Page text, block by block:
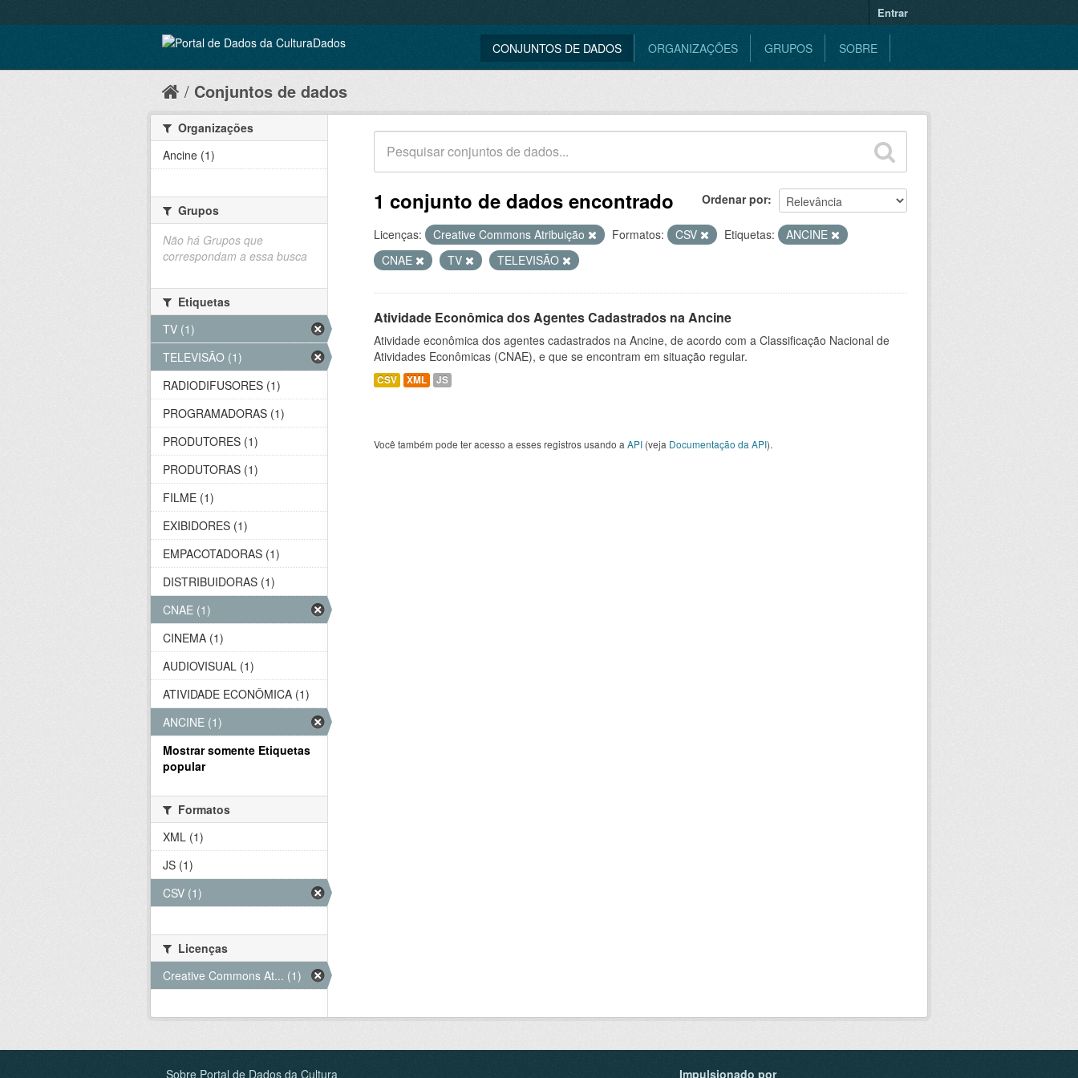
Entrar
CONJUNTOS DE DADOS ORGANIZAÇÕES GRUPOS SOBRE
Conjuntos de dados
Ordenar por
1 conjunto de dados encontrado
Licenças: Creative Commons Atribuição Formatos: CSV Etiquetas:
ANCINE
CNAE
TV TELEVISÃO
Atividade Econômica dos Agentes Cadastrados na Ancine
Atividade econômica dos agentes cadastrados na Ancine, de acordo com a Classificação Nacional de
Atividades Econômicas (CNAE), e que se encontram em situação regular.
CSV XML JS
Você também pode ter acesso a esses registros usando a API (veja Documentação da API).
Organizações
Ancine (1)
Grupos
Não há Grupos que
correspondam a essa busca
Etiquetas
TV (1)
TELEVISÃO (1)
RADIODIFUSORES (1)
PROGRAMADORAS (1)
PRODUTORES (1)
PRODUTORAS (1)
FILME (1)
EXIBIDORES (1)
EMPACOTADORAS (1)
DISTRIBUIDORAS (1)
CNAE (1)
CINEMA (1)
AUDIOVISUAL (1)
ATIVIDADE ECONÔMICA (1)
ANCINE (1)
Mostrar somente Etiquetas
popular
Formatos
XML (1)
JS (1)
CSV (1)
Licenças
Creative Commons At... (1)
Sobre Portal de Dados da Cultura Impulsionado por